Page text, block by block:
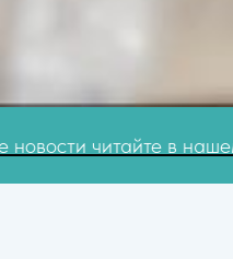
в нашем телеграм